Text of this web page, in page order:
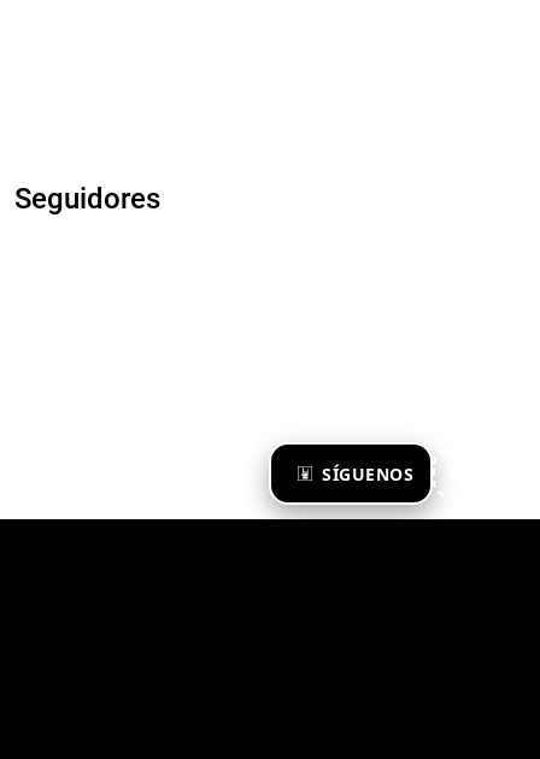
SÍGUENOS
Seguidores